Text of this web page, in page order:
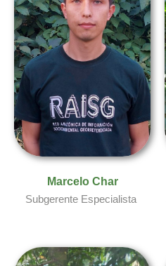
Marcelo Char​
Subgerente Especialista